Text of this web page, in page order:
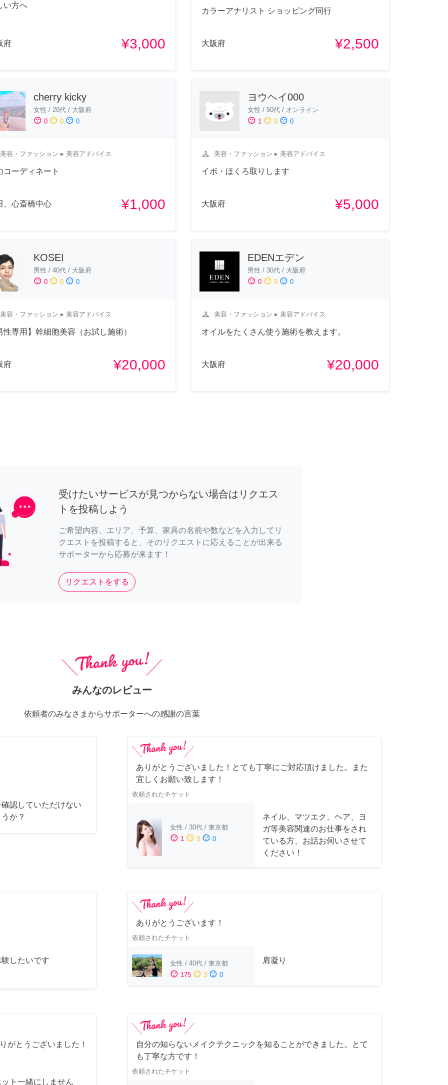
い方へ
府 ¥3,000
カラーアナリスト ショッピング同行
大阪府 ¥2,500
cherry kicky
女性 / 20代 / 大阪府
sentiment_satisfied 0 sentiment_neutral 0 sentiment_dissatisfied 0
美容・ファッション ▸ 美容アドバイス
コーディネート
、心斎橋中心 ¥1,000
ヨウヘイ000
女性 / 50代/ オンライン
sentiment_satisfied 1 sentiment_neutral 0 sentiment_dissatisfied 0
checkroom 美容・ファッション ▸ 美容アドバイス
イボ・ほくろ取りします
大阪府 ¥5,000
KOSEI
男性 / 40代 / 大阪府
sentiment_satisfied 0 sentiment_neutral 0 sentiment_dissatisfied 0
美容・ファッション ▸ 美容アドバイス
性専用】幹細胞美容（お試し施術）
府 ¥20,000
EDENエデン
男性 / 30代/ 大阪府
sentiment_satisfied 0 sentiment_neutral 0 sentiment_dissatisfied 0
checkroom 美容・ファッション ▸ 美容アドバイス
オイルをたくさん使う施術を教えます。
大阪府 ¥20,000
受けたいサービスが見つからない場合はリクエス
トを投稿しよう
ご希望内容、エリア、予算、家具の名前や数などを入力してリ
クエストを投稿すると、そのリクエストに応えることが出来る
サポーターから応募が来ます！
リクエストをする
みんなのレビュー
依頼者のみなさまからサポーターへの感謝の言葉
認していただけない
か？
ありがとうございました！とても丁寧にご対応頂けました。また
宜しくお願い致します！
依頼されたチケット
女性 / 30代 / 東京都
sentiment_satisfied 1 sentiment_neutral 0 sentiment_dissatisfied 0
ネイル、マツエク、ヘア、ヨ
ガ等美容関連のお仕事をされ
ている方、お話お伺いさせて
ください！
したいです
ありがとうございます！
依頼されたチケット
女性 / 40代 / 東京都
sentiment_satisfied 175 sentiment_neutral 3 sentiment_dissatisfied 0
肩凝り
がとうございました！
ト一緒にしません
自分の知らないメイクテクニックを知ることができました。とて
も丁寧な方です！
依頼されたチケット